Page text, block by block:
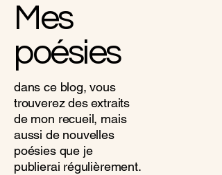
Mes
poésies
dans ce blog, vous
trouverez des extraits
de mon recueil, mais
aussi de nouvelles
poésies que je
publierai régulièrement.